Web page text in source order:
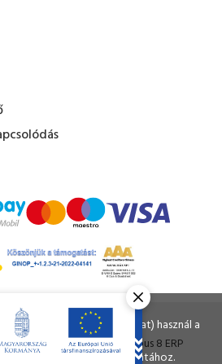
© Minden jog fenntartva.
Vision-Software, azOctopus 8 ERP
forgalmazója.
miénk is sütiket (cookie-kat) használ a
érdekében.
hozzájárul a sütik használatához.